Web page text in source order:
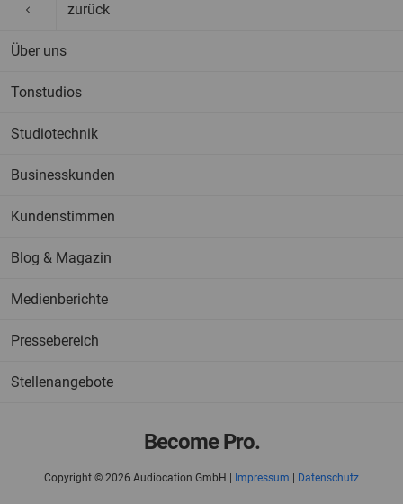
zurück
Über uns
Tonstudios
Studiotechnik
Businesskunden
Kundenstimmen
Blog & Magazin
Medienberichte
Pressebereich
Stellenangebote
Become Pro.
Copyright © 2026 Audiocation GmbH | Impressum Datenschutz